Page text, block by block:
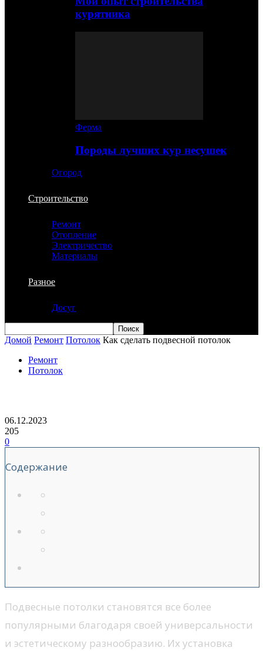
курятника
Ферма
Породы лучших кур несушек
Огород
Строительство
Ремонт
Отопление
Электричество
Материалы
Разное
Досуг
Домой Ремонт Потолок Как сделать подвесной потолок
Ремонт
Потолок
06.12.2023
205
0
Содержание
Подвесные потолки становятся все более
популярными благодаря своей универсальности
и эстетическому разнообразию. Их установка